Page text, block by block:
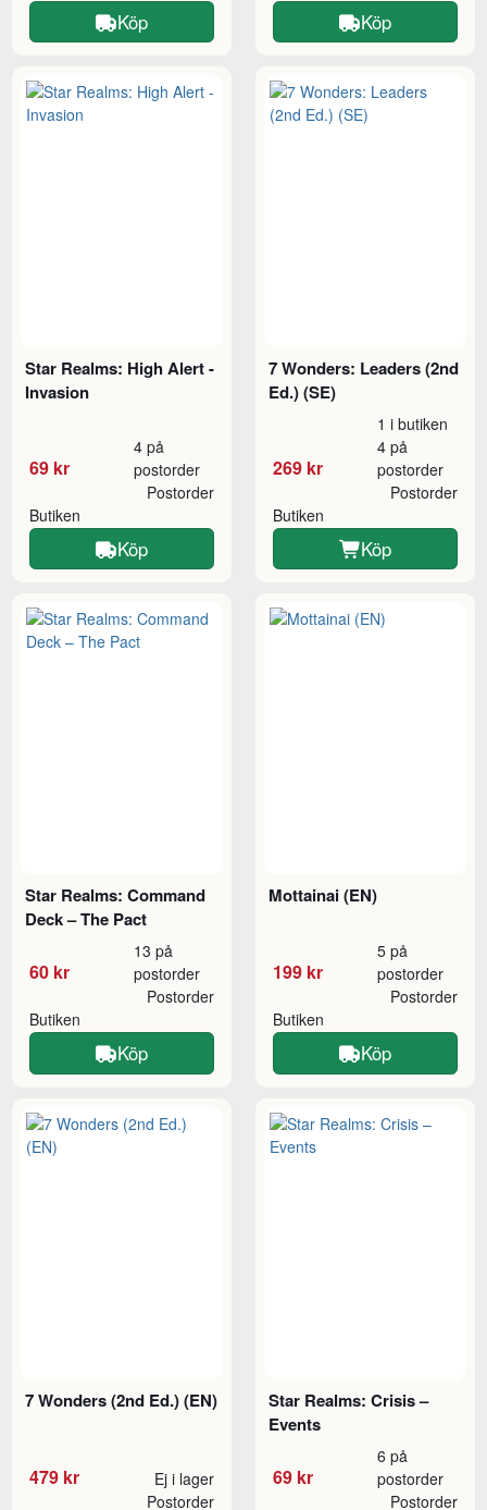
Köp Köp
Star Realms: High Alert -
Invasion
69 kr
4 på
postorder
Butiken
Postorder
Köp
7 Wonders: Leaders (2nd
Ed.) (SE)
269 kr
1 i butiken
4 på
postorder
Butiken
Postorder
Köp
Star Realms: Command
Deck – The Pact
60 kr
13 på
postorder
Butiken
Postorder
Köp
Mottainai (EN)
199 kr
5 på
postorder
Butiken
Postorder
Köp
7 Wonders (2nd Ed.) (EN)
479 kr Ej i lager
Postorder
Star Realms: Crisis –
Events
69 kr
6 på
postorder
Postorder